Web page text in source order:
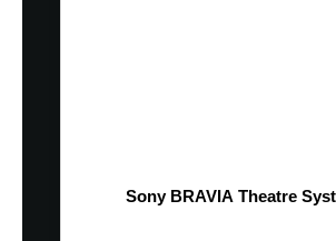
Sony BRAVIA Theatre